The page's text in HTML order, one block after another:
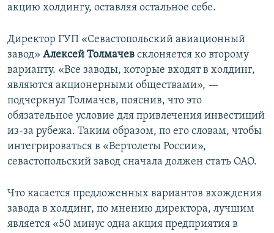
акцию холдингу, оставляя остальное себе.
Директор ГУП «Севастопольский авиационный
завод» Алексей Толмачев склоняется ко второму
варианту. «Все заводы, которые входят в холдинг,
являются акционерными обществами», —
подчеркнул Толмачев, пояснив, что это
обязательное условие для привлечения инвестиций
из-за рубежа. Таким образом, по его словам, чтобы
интегрироваться в «Вертолеты России»,
севастопольский завод сначала должен стать ОАО.
Что касается предложенных вариантов вхождения
завода в холдинг, по мнению директора, лучшим
является «50 минус одна акция предприятия в